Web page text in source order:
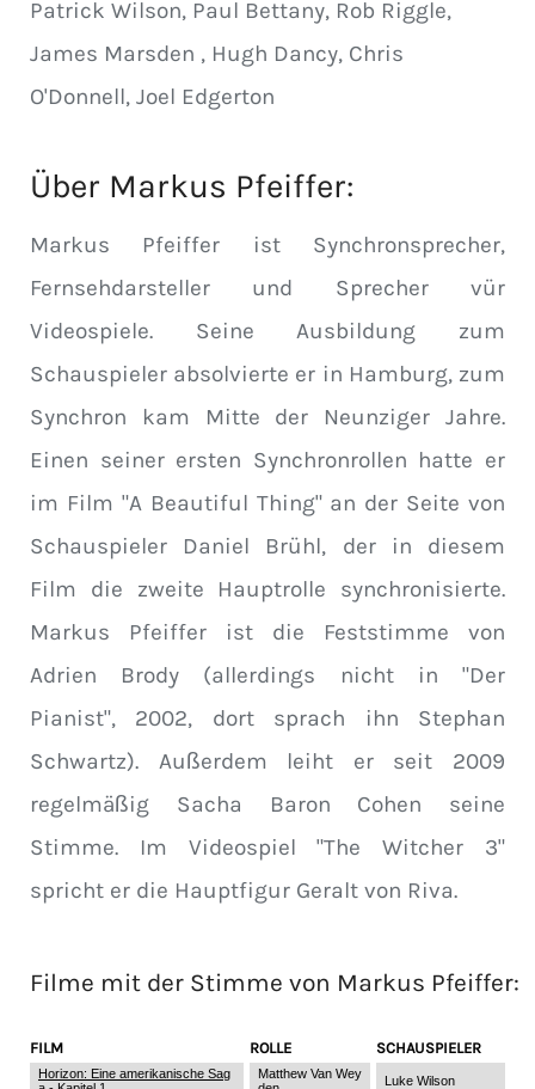
Patrick Wilson, Paul Bettany, Rob Riggle,
James Marsden , Hugh Dancy, Chris
O'Donnell, Joel Edgerton
Über Markus Pfeiffer:
Markus Pfeiffer ist Synchronsprecher,
Fernsehdarsteller und Sprecher vür
Videospiele. Seine Ausbildung zum
Schauspieler absolvierte er in Hamburg, zum
Synchron kam Mitte der Neunziger Jahre.
Einen seiner ersten Synchronrollen hatte er
im Film "A Beautiful Thing" an der Seite von
Schauspieler Daniel Brühl, der in diesem
Film die zweite Hauptrolle synchronisierte.
Markus Pfeiffer ist die Feststimme von
Adrien Brody (allerdings nicht in "Der
Pianist", 2002, dort sprach ihn Stephan
Schwartz). Außerdem leiht er seit 2009
regelmäßig Sacha Baron Cohen seine
Stimme. Im Videospiel "The Witcher 3"
spricht er die Hauptfigur Geralt von Riva.
Filme mit der Stimme von Markus Pfeiffer:
FILM ROLLE SCHAUSPIELER
Horizon: Eine amerikanische Sag
Matthew Van Wey
Luke Wilson